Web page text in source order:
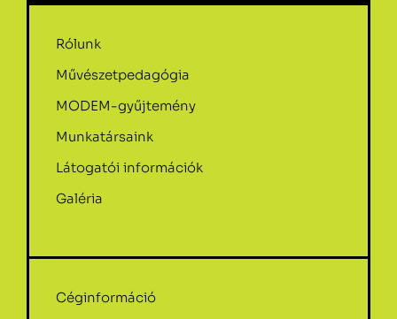
Rólunk
Művészetpedagógia
MODEM-gyűjtemény
Munkatársaink
Látogatói információk
Galéria
Céginformáció